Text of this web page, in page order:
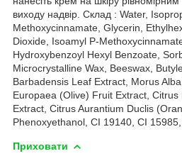
виходу надвір. Склад : Water,
Methoxycinnamate, Glycerin,
Dioxide, Isoamyl P-
Hydroxybenzoyl Hexyl Benzoate,
Microcrystalline Wax, Beeswax,
Barbadensis Leaf Extract, Morus
Europaea (Olive) Fruit Extract,
Extract, Citrus Aurantium Duclis
Phenoxyethanol, CI 19140, CI
Приховати